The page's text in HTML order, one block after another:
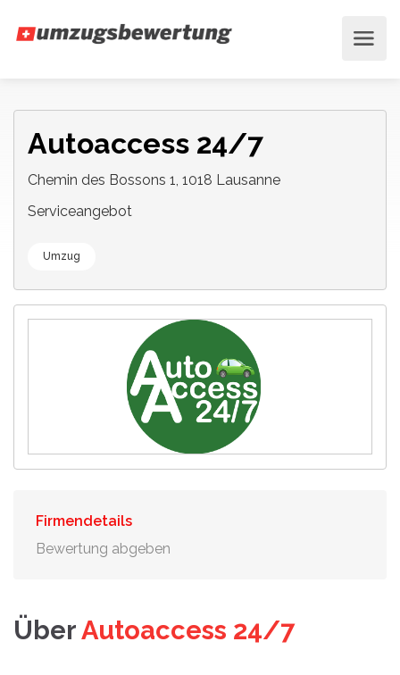
Autoaccess 24/7
Chemin des Bossons 1, 1018 Lausanne
Serviceangebot
Umzug
Firmendetails
Bewertung abgeben
ÜberAutoaccess 24/7